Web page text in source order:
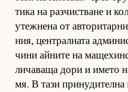
тика на раз­чис­т­ване и
утеж­нена от
ния, цен­т­рал­ната
чини ай­ните на
ли­ча­ваща дори и името
мя. В тази